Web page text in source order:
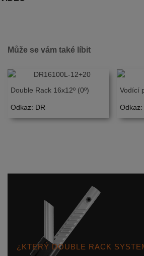
Může se vám také líbit
Double Rack 16x12º (0º)
Odkaz: DR
Vodící
Odkaz:
¿KTERÝ DOUBLE RACK